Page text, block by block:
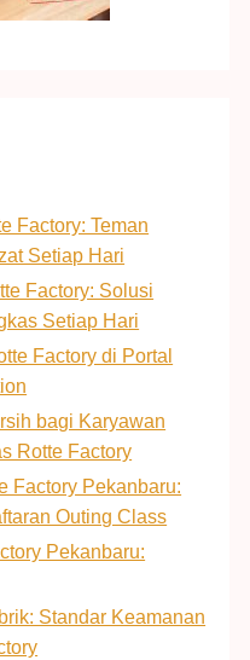
Factory: Teman
Setiap Hari
Factory: Solusi
Setiap Hari
Factory di Portal
bagi Karyawan
Rotte Factory
Factory Pekanbaru:
Outing Class
Pekanbaru:
Standar Keamanan